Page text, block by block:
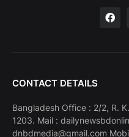
CONTACT DETAILS
Bangladesh Office : 2/2, R.
1203. Mail :
dnbdmedia@gmail.com